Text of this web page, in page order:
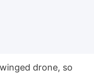
drone, so